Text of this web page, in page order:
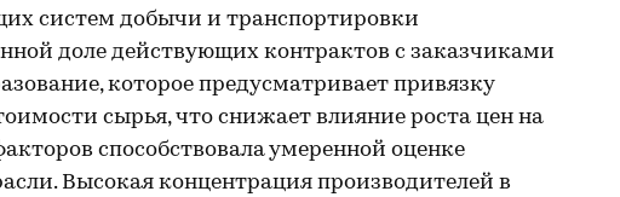
систем добычи и транспортировки
доле действующих контрактов с заказчиками
которое предусматривает привязку
сырья, что снижает влияние роста цен на
способствовала умеренной оценке
Высокая концентрация производителей в